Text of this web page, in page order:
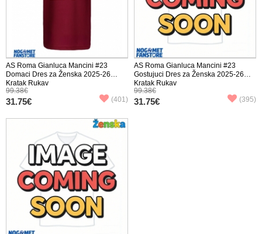
AS Roma Gianluca Mancini #23
Domaci Dres za Ženska 2025-26
Kratak Rukav
99.38€
31.75€ (401)
AS Roma Gianluca Mancini #23
Gostujuci Dres za Ženska 2025-26
Kratak Rukav
99.38€
31.75€ (395)